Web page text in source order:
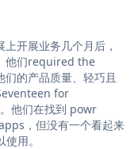
开展业务几个月后，
他们required the
的产品质量、轻巧且
for
他们在找到 powr
，但没有一个看起来
用。